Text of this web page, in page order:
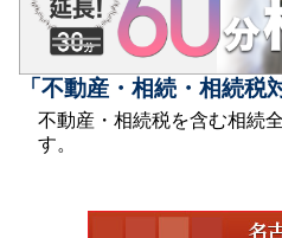
「不動産・相続・相続税
不動産・相続税を含む相続
す。